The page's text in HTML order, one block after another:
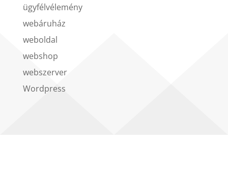
ügyfélvélemény
webáruház
weboldal
webshop
webszerver
Wordpress